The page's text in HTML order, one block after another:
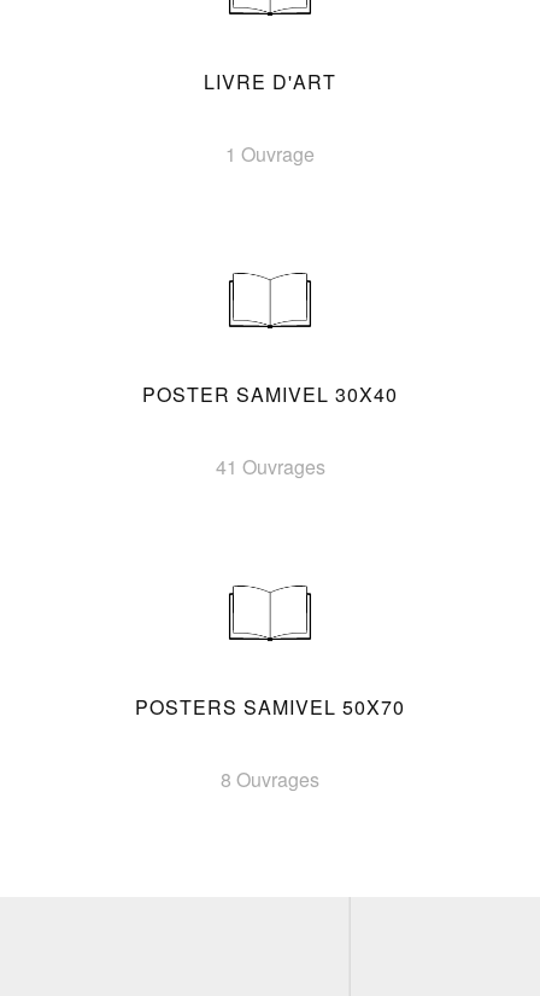
LIVRE D'ART
1 Ouvrage
POSTER SAMIVEL 30X40
41 Ouvrages
POSTERS SAMIVEL 50X70
8 Ouvrages